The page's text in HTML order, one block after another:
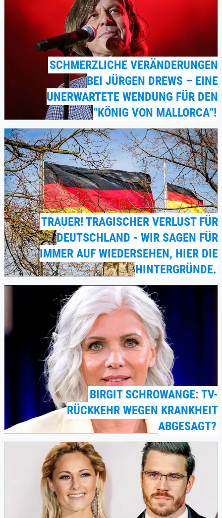
SCHMERZLICHE VERÄNDERUNGEN
BEI JÜRGEN DREWS – EINE
UNERWARTETE WENDUNG FÜR DEN
“KÖNIG VON MALLORCA“!
TRAUER! TRAGISCHER VERLUST FÜR
DEUTSCHLAND - WIR SAGEN FÜR
IMMER AUF WIEDERSEHEN, HIER DIE
HINTERGRÜNDE.
BIRGIT SCHROWANGE: TV-
RÜCKKEHR WEGEN KRANKHEIT
ABGESAGT?